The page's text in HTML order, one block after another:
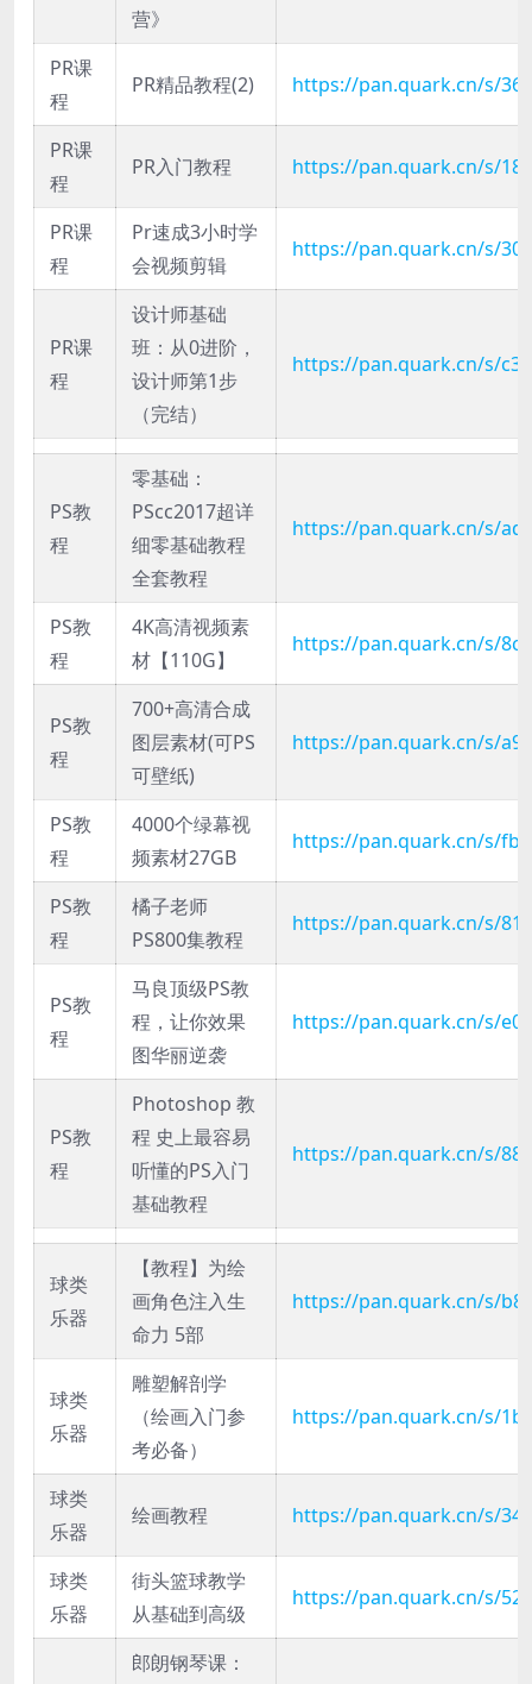
营》
PR课
程
PR精品教程(2) https://pan.quark.cn/s/
PR课
程
PR入门教程 https://pan.quark.cn/s/
PR课
程
Pr速成3小时学
会视频剪辑
https://pan.quark.cn/s/
PR课
程
设计师基础
班：从0进阶，
设计师第1步
（完结）
https://pan.quark.cn/s/
PS教
程
零基础：
PScc2017超详
细零基础教程
全套教程
https://pan.quark.cn/s/
PS教
程
4K高清视频素
材【110G】
https://pan.quark.cn/s/
PS教
程
700+高清合成
图层素材(可PS
可壁纸)
https://pan.quark.cn/s/
PS教
程
4000个绿幕视
频素材27GB
https://pan.quark.cn/s/
PS教
程
橘子老师
PS800集教程
https://pan.quark.cn/s/
PS教
程
马良顶级PS教
程，让你效果
图华丽逆袭
https://pan.quark.cn/s/
PS教
程
Photoshop 教
程 史上最容易
听懂的PS入门
基础教程
https://pan.quark.cn/s/
球类
乐器
【教程】为绘
画角色注入生
命力 5部
https://pan.quark.cn/s/
球类
乐器
雕塑解剖学
（绘画入门参
考必备）
https://pan.quark.cn/s/
球类
乐器
绘画教程 https://pan.quark.cn/s/
球类
乐器
街头篮球教学
从基础到高级
https://pan.quark.cn/s/
郎朗钢琴课：